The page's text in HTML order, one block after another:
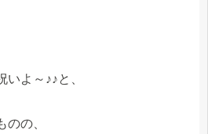
よ～♪♪と、
の、